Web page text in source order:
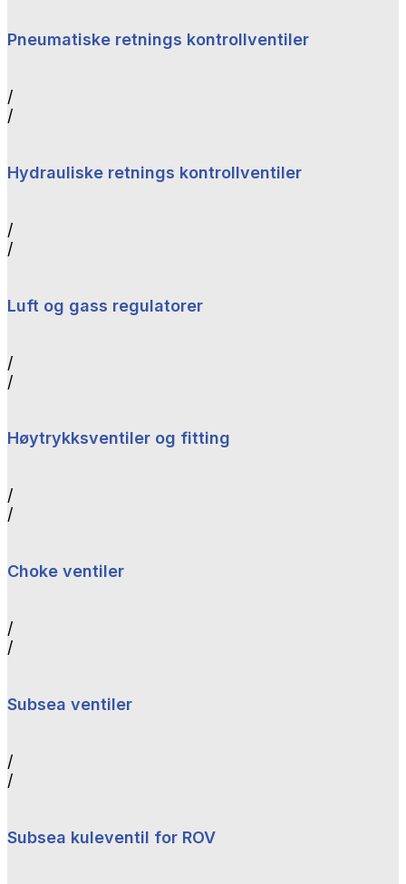
Pneumatiske retnings kontrollventiler
/
/
Hydrauliske retnings kontrollventiler
/
/
Luft og gass regulatorer
/
/
Høytrykksventiler og fitting
/
/
Choke ventiler
/
/
Subsea ventiler
/
/
Subsea kuleventil for ROV